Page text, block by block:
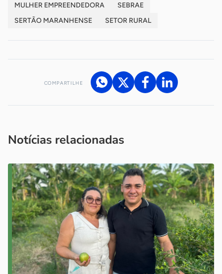
MULHER EMPREENDEDORA
SEBRAE
SERTÃO MARANHENSE
SETOR RURAL
COMPARTILHE
Notícias relacionadas